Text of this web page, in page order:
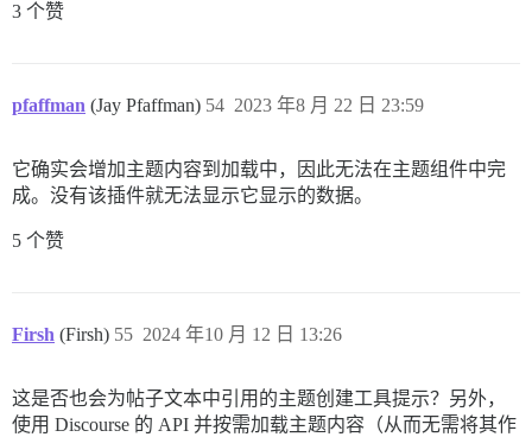
3 个赞
pfaffman (Jay Pfaffman) 2023 年8 月 22 日 23:59
54
它确实会增加主题内容到加载中，因此无法在主题组件中完
成。没有该插件就无法显示它显示的数据。
5 个赞
Firsh (Firsh) 2024 年10 月 12 日 13:26
55
这是否也会为帖子文本中引用的主题创建工具提示？另外，
使用 Discourse 的 API 并按需加载主题内容（从而无需将其作